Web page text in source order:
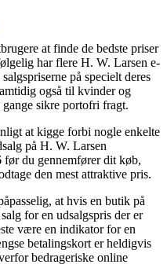
at finde de bedste priser
har flere H. W. Larsen e-
på specielt deres
også til kvinder og
sikre portofri fragt.
at kigge forbi nogle enkelte
på H. W. Larsen
før du gennemfører dit køb,
den mest attraktive pris.
at hvis en butik på
for en udsalgspris der er
være en indikator for en
betalingskort er heldigvis
bedrageriske online